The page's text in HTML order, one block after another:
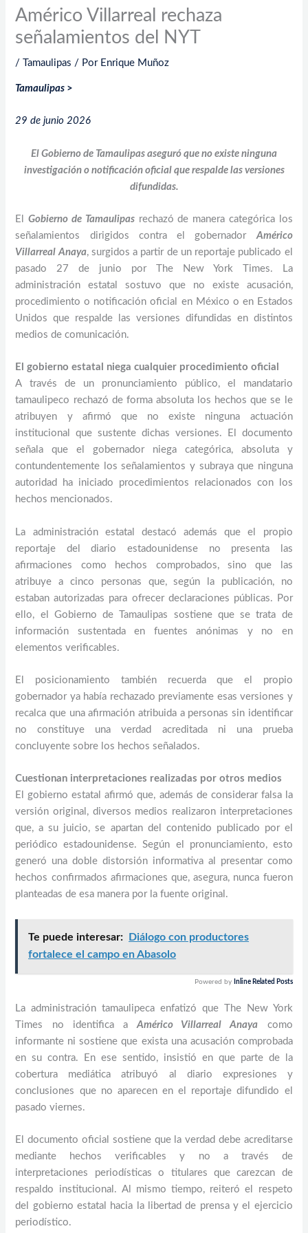
Américo Villarreal rechaza
señalamientos del NYT
/ Tamaulipas / Por Enrique Muñoz
Tamaulipas >
29 de junio 2026
El Gobierno de Tamaulipas aseguró que no existe ninguna
investigación o notificación oficial que respalde las versiones
difundidas.
ElGobierno de Tamaulipasrechazó de manera categórica los
señalamientos dirigidos contra el gobernadorAmérico
Villarreal Anaya, surgidos a partir de un reportaje publicado el
pasado 27 de junio por The New York Times. La
administración estatal sostuvo que no existe acusación,
procedimiento o notificación oficial en México o en Estados
Unidos que respalde las versiones difundidas en distintos
medios de comunicación.
El gobierno estatal niega cualquier procedimiento oficial
A través de un pronunciamiento público, el mandatario
tamaulipeco rechazó de forma absoluta los hechos que se le
atribuyen y afirmó que no existe ninguna actuación
institucional que sustente dichas versiones. El documento
señala que el gobernador niega categórica, absoluta y
contundentemente los señalamientos y subraya que ninguna
autoridad ha iniciado procedimientos relacionados con los
hechos mencionados.
La administración estatal destacó además que el propio
reportaje del diario estadounidense no presenta las
afirmaciones como hechos comprobados, sino que las
atribuye a cinco personas que, según la publicación, no
estaban autorizadas para ofrecer declaraciones públicas. Por
ello, el Gobierno de Tamaulipas sostiene que se trata de
información sustentada en fuentes anónimas y no en
elementos verificables.
El posicionamiento también recuerda que el propio
gobernador ya había rechazado previamente esas versiones y
recalca que una afirmación atribuida a personas sin identificar
no constituye una verdad acreditada ni una prueba
concluyente sobre los hechos señalados.
Cuestionan interpretaciones realizadas por otros medios
El gobierno estatal afirmó que, además de considerar falsa la
versión original, diversos medios realizaron interpretaciones
que, a su juicio, se apartan del contenido publicado por el
periódico estadounidense. Según el pronunciamiento, esto
generó una doble distorsión informativa al presentar como
hechos confirmados afirmaciones que, asegura, nunca fueron
planteadas de esa manera por la fuente original.
Te puede interesar:
Diálogo con productores
fortalece el campo en Abasolo
Powered by Inline Related Posts
La administración tamaulipeca enfatizó que The New York
Times no identifica aAmérico Villarreal Anaya como
informante ni sostiene que exista una acusación comprobada
en su contra. En ese sentido, insistió en que parte de la
cobertura mediática atribuyó al diario expresiones y
conclusiones que no aparecen en el reportaje difundido el
pasado viernes.
El documento oficial sostiene que la verdad debe acreditarse
mediante hechos verificables y no a través de
interpretaciones periodísticas o titulares que carezcan de
respaldo institucional. Al mismo tiempo, reiteró el respeto
del gobierno estatal hacia la libertad de prensa y el ejercicio
periodístico.